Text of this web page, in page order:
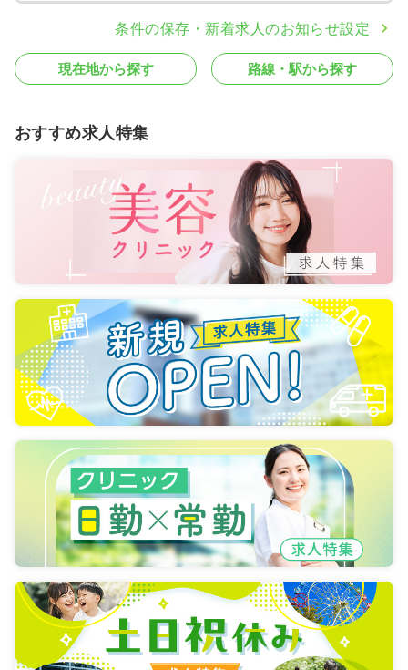
条件の保存・新着求人のお知らせ設定
現在地から探す 路線・駅から探す
おすすめ求人特集